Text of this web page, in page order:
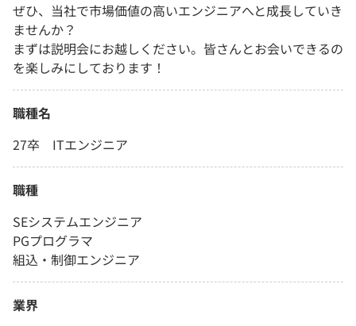
ぜひ、当社で市場価値の高いエンジニアへと成長していき
ませんか？
まずは説明会にお越しください。皆さんとお会いできるの
を楽しみにしております！
職種名
27卒 ITエンジニア
職種
SEシステムエンジニア
PGプログラマ
組込・制御エンジニア
業界